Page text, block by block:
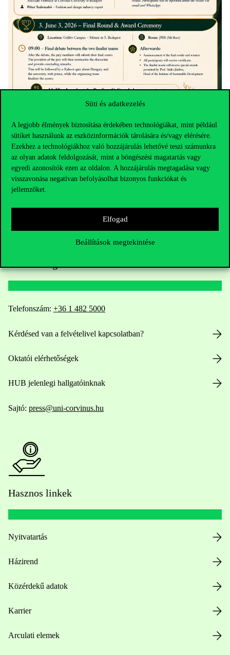
Süti és adatkezelés
A legjobb élmények biztosítása érdekében technológiákat, mint például
sütiket használunk az eszközinformációk tárolására és/vagy elérésére.
Ezekhez a technológiákhoz való hozzájárulás lehetővé teszi számunkra
az olyan adatok feldolgozását, mint a böngészési magatartás vagy
egyedi azonosítók ezen az oldalon. A hozzájárulás megtagadása vagy
visszavonása negatívan befolyásolhat bizonyos funkciókat és
jellemzőket.
Elfogad
Beállítások megtekintése
Elérhetőségek
Telefonszám: +36 1 482 5000
Kérdésed van a felvételivel kapcsolatban?
Oktatói elérhetőségek
HUB jelenlegi hallgatóinknak
Sajtó: press@uni-corvinus.hu
Hasznos linkek
Nyitvatartás
Házirend
Közérdekű adatok
Karrier
Arculati elemek